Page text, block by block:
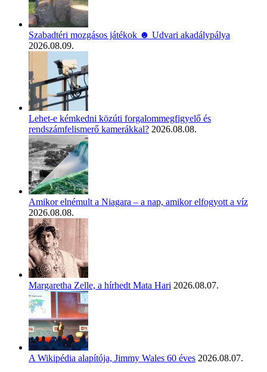
Szabadtéri mozgásos játékok ☻ Udvari akadálypálya
2026.08.09.
Lehet-e kémkedni közúti forgalommegfigyelő és
rendszámfelismerő kamerákkal? 2026.08.08.
Amikor elnémult a Niagara – a nap, amikor elfogyott a víz
2026.08.08.
Margaretha Zelle, a hírhedt Mata Hari 2026.08.07.
A Wikipédia alapítója, Jimmy Wales 60 éves 2026.08.07.